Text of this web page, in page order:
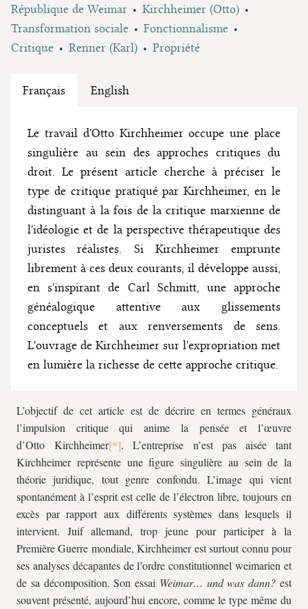
République de Weimar
Kirchheimer (Otto)
Transformation sociale
Fonctionnalisme
Critique
Renner (Karl) Propriété
Français English
Le travail d'Otto Kirchheimer occupe une place
singulière au sein des approches critiques du
droit. Le présent article cherche à préciser le
type de critique pratiqué par Kirchheimer, en le
distinguant à la fois de la critique marxienne de
l'idéologie et de la perspective thérapeutique des
juristes réalistes. Si Kirchheimer emprunte
librement à ces deux courants, il développe aussi,
en s'inspirant de Carl Schmitt, une approche
généalogique attentive aux glissements
conceptuels et aux renversements de sens.
L'ouvrage de Kirchheimer sur l'expropriation met
en lumière la richesse de cette approche critique.
L’objectif de cet article est de décrire en termes généraux
l’impulsion critique qui anime la pensée et l’œuvre
d’Otto Kirchheimer
. L’entreprise n’est pas aisée tant
Kirchheimer représente une figure singulière au sein de la
théorie juridique, tout genre confondu. L’image qui vient
spontanément à l’esprit est celle de l’électron libre, toujours en
excès par rapport aux différents systèmes dans lesquels il
intervient. Juif allemand, trop jeune pour participer à la
Première Guerre mondiale, Kirchheimer est surtout connu pour
ses analyses décapantes de l’ordre constitutionnel weimarien et
de sa décomposition. Son essai Weimar… und was dann? est
souvent présenté, aujourd’hui encore, comme le type même du